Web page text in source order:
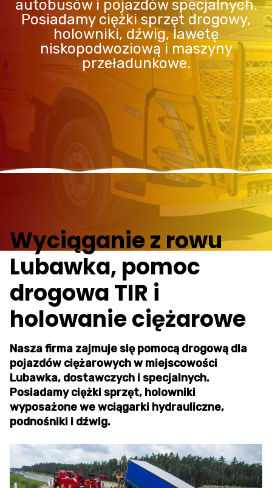
autobusów i pojazdów specjalnych.
Posiadamy ciężki sprzęt drogowy,
holowniki, dźwig, lawetę
niskopodwoziową i maszyny
przeładunkowe.
Wyciąganie z rowu
Lubawka, pomoc
drogowa TIR i
holowanie ciężarowe
Nasza firma zajmuje się pomocą drogową dla
pojazdów ciężarowych w miejscowości
Lubawka, dostawczych i specjalnych.
Posiadamy ciężki sprzęt, holowniki
wyposażone we wciągarki hydrauliczne,
podnośniki i dźwig.